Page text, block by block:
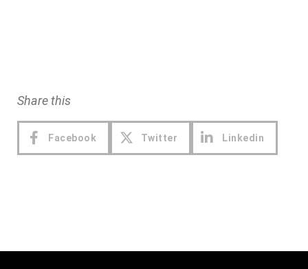
Share this
Facebook Twitter Linkedin